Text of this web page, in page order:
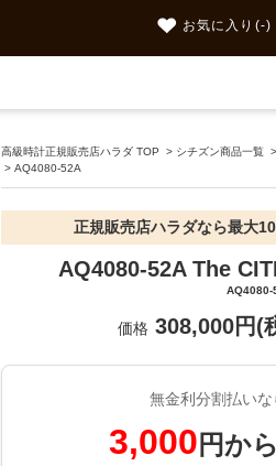
お気に入り (-)
高級時計正規販売店ハラダ TOP > シチズン商品一覧
>AQ4080-52A
正規販売店ハラダなら最大
AQ4080-52A The
AQ4080-
価格 308,000円(
無金利分割払い
3,000 円か